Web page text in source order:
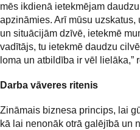
mēs ikdienā ietekmējam
apzināmies. Arī mūsu
un situācijām dzīvē, ietekmē
vadītājs, tu ietekmē daudzu
loma un atbildība ir vēl lielāka,”
Darba vāveres ritenis
Zināmais biznesa princips, lai
kā lai nenonāk otrā galējībā un